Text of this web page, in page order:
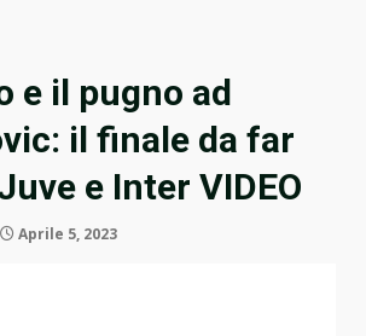
e il pugno ad
il finale da far
e Inter VIDEO
Aprile 5, 2023